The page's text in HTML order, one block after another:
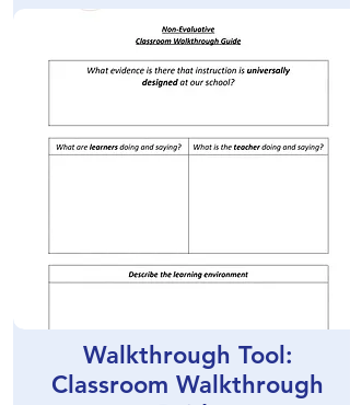
Walkthrough Tool:
Classroom Walkthrough